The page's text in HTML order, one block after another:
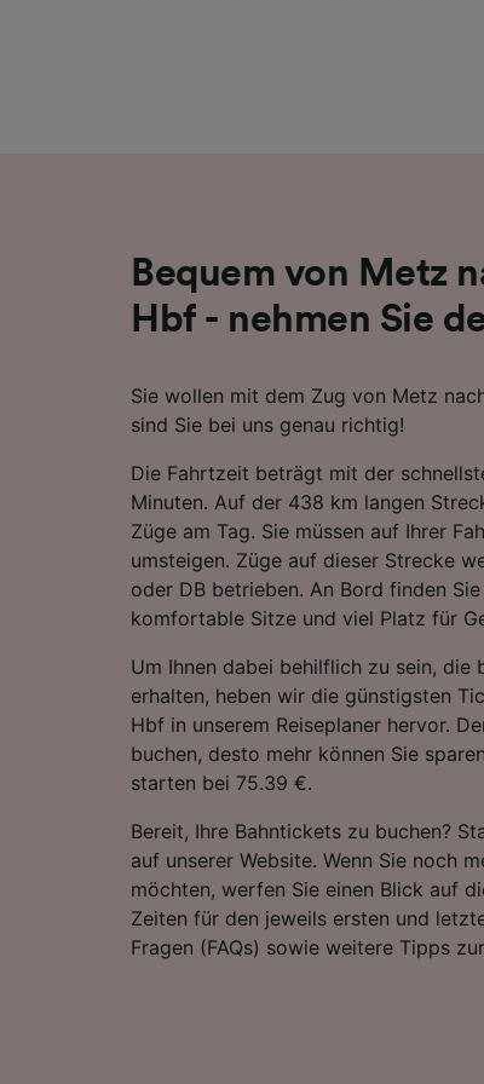
Bequem von Metz
Hbf - nehmen Sie
Sie wollen mit dem Zug von Metz
sind Sie bei uns genau richtig!
Die Fahrtzeit beträgt mit der
Minuten. Auf der 438 km langen
Züge am Tag. Sie müssen auf Ihrer
umsteigen. Züge auf dieser Strecke
oder DB betrieben. An Bord finden
komfortable Sitze und viel Platz für
Um Ihnen dabei behilflich zu sein, die
erhalten, heben wir die günstigsten
Hbf in unserem Reiseplaner hervor.
buchen, desto mehr können Sie
starten bei 75.39 €.
Bereit, Ihre Bahntickets zu buchen?
auf unserer Website. Wenn Sie noch
möchten, werfen Sie einen Blick auf
Zeiten für den jeweils ersten und
Fragen (FAQs) sowie weitere Tipps